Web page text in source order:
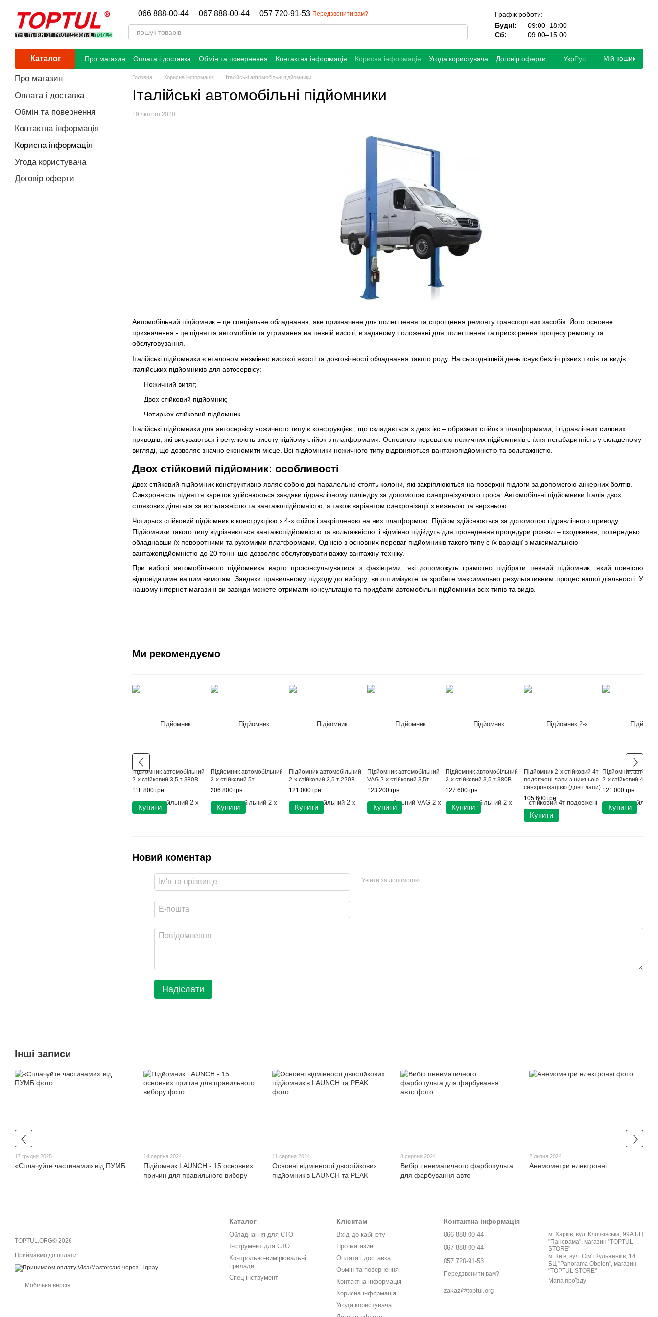
066 888-00-44 067 888-00-44 057 720-91-53 Передзвонити вам?
Графік роботи:
Будні:
09:00–18:00
Сб:
09:00–15:00
Каталог Про магазин Оплата і доставка Обмін та повернення Контактна інформація Корисна інформація Угода користувача Договір оферти УкрРус Мій кошик
Головна Корисна інформація Італійські автомобільні підйомники
Італійські автомобільні підйомники
19 лютого 2020
Автомобільний підйомник – це спеціальне обладнання, яке призначене для полегшення та спрощення ремонту транспортних засобів. Його основне
призначення - це підняття автомобілів та утримання на певній висоті, в заданому положенні для полегшення та прискорення процесу ремонту та
обслуговування.
Італійські підйомники є еталоном незмінно високої якості та довговічності обладнання такого роду. На сьогоднішній день існує безліч різних типів та видів
італійських підйомників для автосервісу:
Ножичний витяг;
Двох стійковий підйомник;
Чотирьох стійковий підйомник.
Італійські підйомники для автосервісу ножичного типу є конструкцією, що складається з двох ікс – образних стійок з платформами, і гідравлічних силових
приводів, які висуваються і регулюють висоту підйому стійок з платформами. Основною перевагою ножичних підйомників є їхня негабаритність у складеному
вигляді, що дозволяє значно економити місце. Всі підйомники ножичного типу відрізняються вантажопідйомністю та вольтажністю.
Двох стійковий підйомник: особливості
Двох стійковий підйомник конструктивно являє собою дві паралельно стоять колони, які закріплюються на поверхні підлоги за допомогою анкерних болтів.
Синхронність підняття кареток здійснюється завдяки гідравлічному циліндру за допомогою синхронізуючого троса. Автомобільні підйомники Італія двох
стоякових діляться за вольтажністю та вантажопідйомністю, а також варіантом синхронізації з нижньою та верхньою.
Чотирьох стійковий підйомник є конструкцією з 4-х стійок і закріпленою на них платформою. Підйом здійснюється за допомогою гідравлічного приводу.
Підйомники такого типу відрізняються вантажопідйомністю та вольтажністю, і відмінно підійдуть для проведення процедури розвал – сходження, попередньо
обладнавши їх поворотними та рухомими платформами. Однією з основних переваг підйомників такого типу є їх варіації з максимальною
вантажопідйомністю до 20 тонн, що дозволяє обслуговувати важку вантажну техніку.
При виборі автомобільного підйомника варто проконсультуватися з фахівцями, які допоможуть грамотно підібрати певний підйомник, який повністю
відповідатиме вашим вимогам. Завдяки правильному підходу до вибору, ви оптимізуєте та зробите максимально результативним процес вашої діяльності. У
нашому інтернет-магазині ви завжди можете отримати консультацію та придбати автомобільні підйомники всіх типів та видів.
Ми рекомендуємо
Підйомник автомобільний
2-х стійковий 3,5 т 380В
118 800 грн
Купити
Підйомник автомобільний
2-х стійковий 5т
206 800 грн
Купити
Підйомник автомобільний
2-х стійковий 3,5 т 220В
121 000 грн
Купити
Підйомник автомобільний
VAG 2-х стійковий 3,5т
123 200 грн
Купити
Підйомник автомобільний
2-х стійковий 3,5 т 380В
127 600 грн
Купити
Підйомник 2-х стійковий 4т
подовжені лапи з нижньою
синхронізацією (довгі лапи)
380В
105 600 грн
Купити
Підйомник
2-х стійковий 4т
121 000 грн
Купити
Новий коментар
Увійти за допомогою
Надіслати
Про магазин
Оплата і доставка
Обмін та повернення
Контактна інформація
Корисна інформація
Угода користувача
Договір оферти
Інші записи
17 грудня 2025
«Сплачуйте частинами» від ПУМБ
14 серпня 2024
Підйомник LAUNCH - 15 основних
причин для правильного вибору
11 серпня 2024
Основні відмінності двостійкових
підйомників LAUNCH та PEAK
8 серпня 2024
Вибір пневматичного фарбопульта
для фарбування авто
2 липня 2024
Анемометри електронні
TOPTUL.ORG© 2026
Приймаємо до оплати
Мобільна версія
Каталог
Обладнання для СТО
Інструмент для СТО
Контрольно-вимірювальні
прилади
Спец інструмент
Клієнтам
Вхід до кабінету
Про магазин
Оплата і доставка
Обмін та повернення
Контактна інформація
Корисна інформація
Угода користувача
Контактна інформація
066 888-00-44
067 888-00-44
057 720-91-53
Передзвонити вам?
zakaz@toptul.org
м. Харків, вул. Клочківська, 99А БЦ
"Панорама", магазин "TOPTUL
STORE"
м. Київ, вул. Сім'ї Кульженків, 14
БЦ "Panorama Obolon", магазин
"TOPTUL STORE"
Мапа проїзду